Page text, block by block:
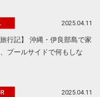
2025.04.11
旅行記】 沖縄・伊良部島で家
プールサイドで何もしな
2025.04.11